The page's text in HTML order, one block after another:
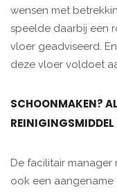
wensen met
speelde daarbij een
vloer geadviseerd.
deze vloer voldoet
SCHOONMAKEN?
De facilitair
ook een